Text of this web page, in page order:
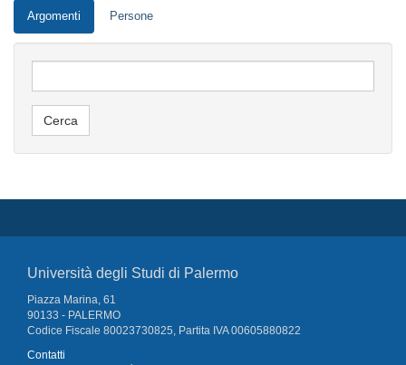
Argomenti Persone
Università degli Studi di Palermo
Piazza Marina, 61
90133 - PALERMO
Codice Fiscale 80023730825, Partita IVA 00605880822
Contatti